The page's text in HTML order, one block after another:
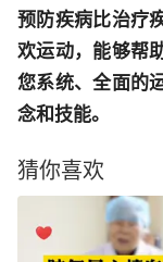
预防疾病比治疗
欢运动，能够帮
您系统、全面的
念和技能。
猜你喜欢